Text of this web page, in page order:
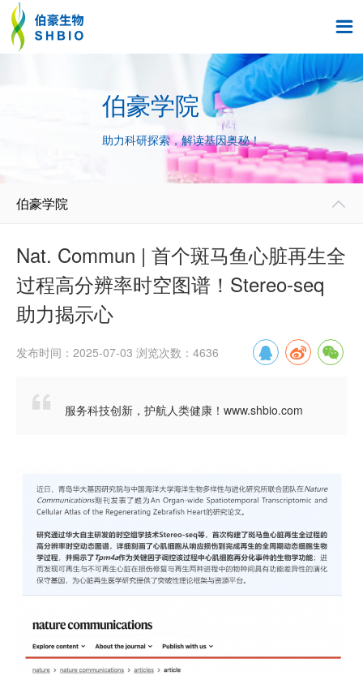

伯豪学院
助力科研探索，解读基因奥秘！
伯豪学院 
Nat. Commun | 首个斑马鱼心脏再生全
过程高分辨率时空图谱！Stereo-seq
助力揭示心
发布时间：2025-07-03 浏览次数：4636
 服务科技创新，护航人类健康！www.shbio.com